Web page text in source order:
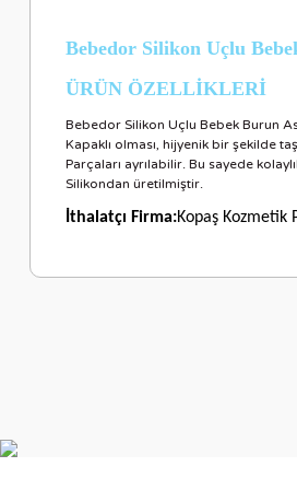
Bebedor Silikon Uçlu
ÜRÜN ÖZELLİKLERİ
Bebedor Silikon Uçlu Bebek Burun
Kapaklı olması, hijyenik bir şekilde
Parçaları ayrılabilir. Bu sayede
Silikondan üretilmiştir.
İthalatçı Firma:Kopaş Kozmetik